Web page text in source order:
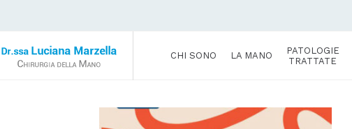
CHI SONO LA MANO
PATOLOGIE
TRATTATE